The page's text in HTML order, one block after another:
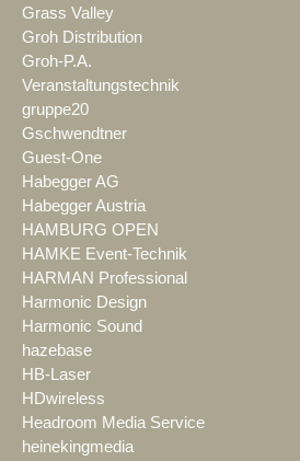
Grass Valley
Groh Distribution
Groh-P.A.
Veranstaltungstechnik
gruppe20
Gschwendtner
Guest-One
Habegger AG
Habegger Austria
HAMBURG OPEN
HAMKE Event-Technik
HARMAN Professional
Harmonic Design
Harmonic Sound
hazebase
HB-Laser
HDwireless
Headroom Media Service
heinekingmedia